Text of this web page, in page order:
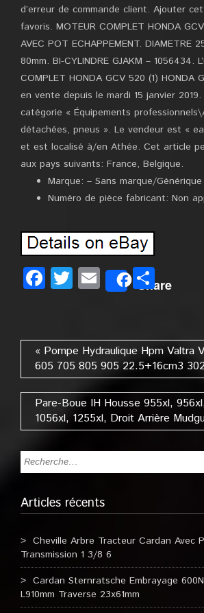
d’erreur de commande client. Ajouter
favoris. MOTEUR COMPLET HONDA
AVEC POT ECHAPPEMENT. DIAMETRE
80mm. BI-CYLINDRE GJAKM – 1056434.
COMPLET HONDA GCV 520 (1) HONDA
en vente depuis le mardi 15 janvier
catégorie « Équipements
détachées, pneus ». Le vendeur est «
et est localisé à/en Athée. Cet article
aux pays suivants: France, Belgique.
Marque: – Sans marque/
Numéro de pièce fabricant: Non
Facebook
Twitter
EmailShare
« Pompe Hydraulique Hpm Valtra
605 705 805 905 22.5+16cm3
Pare-Boue IH Housse 955xl,
1056xl, 1255xl, Droit Arrière
Articles récents
Cheville Arbre Tracteur Cardan Avec
Transmission 1 3/8 6
Cardan Sternratsche Embrayage
L910mm Traverse 23x61mm